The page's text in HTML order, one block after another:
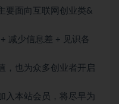
要面向互联网创业类&
减少信息差 + 见识各
，也为众多创业者开启
入本站会员，将尽早为